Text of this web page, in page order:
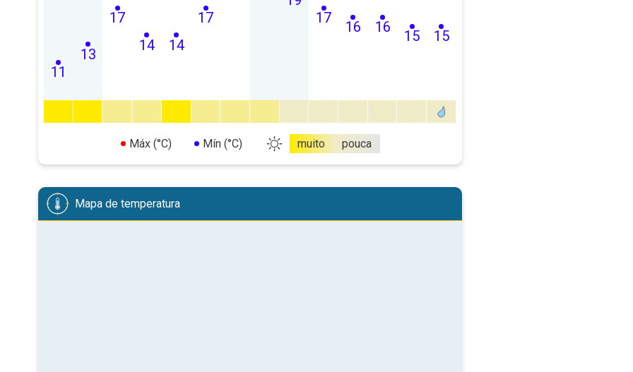
11
13
17
14 14
17 17
16 16
15 15
Máx (°C) Mín (°C) muito pouca
Mapa de temperatura